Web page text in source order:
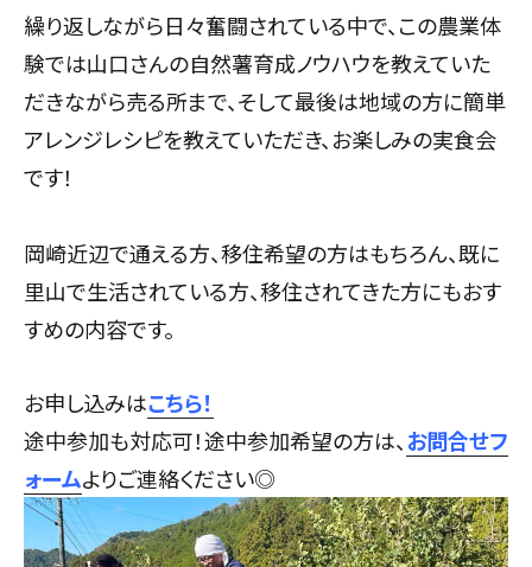
繰り返しながら日々奮闘されている中で、この農業体
験では山口さんの自然薯育成ノウハウを教えていた
だきながら売る所まで、そして最後は地域の方に簡単
アレンジレシピを教えていただき、お楽しみの実食会
です！
岡崎近辺で通える方、移住希望の方はもちろん、既に
里山で生活されている方、移住されてきた方にもおす
すめの内容です。
お申し込みはこちら！
途中参加も対応可！途中参加希望の方は、お問合せフ
ォームよりご連絡ください◎